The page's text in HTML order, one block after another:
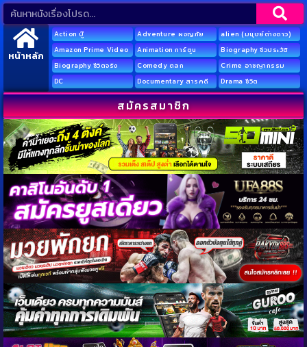
หน้าหลัก
Action บู๊ Adventure ผจญภัย
alien (มนุษย์ต่างดาว)
Amazon Prime Video
Animation การ์ตูน
Biography ชีวประวัติ
Biography ชีวิตจริง
Comedy ตลก
Crime อาชญากรรม
DC
Documentary สารคดี Drama ชีวิต
สมัครสมาชิก